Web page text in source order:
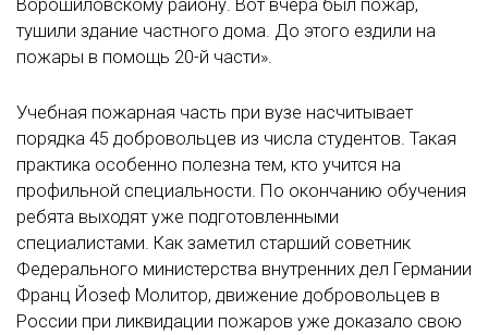
Ворошиловскому району. Вот вчера был пожар,
тушили здание частного дома. До этого ездили на
пожары в помощь 20-й части».
Учебная пожарная часть при вузе насчитывает
порядка 45 добровольцев из числа студентов. Такая
практика особенно полезна тем, кто учится на
профильной специальности. По окончанию обучения
ребята выходят уже подготовленными
специалистами. Как заметил старший советник
Федерального министерства внутренних дел Германии
Франц Йозеф Молитор, движение добровольцев в
России при ликвидации пожаров уже доказало свою